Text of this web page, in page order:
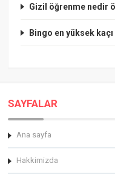
Gizil öğrenme nedir
Bingo en yüksek
SAYFALAR
Ana sayfa
Hakkimizda